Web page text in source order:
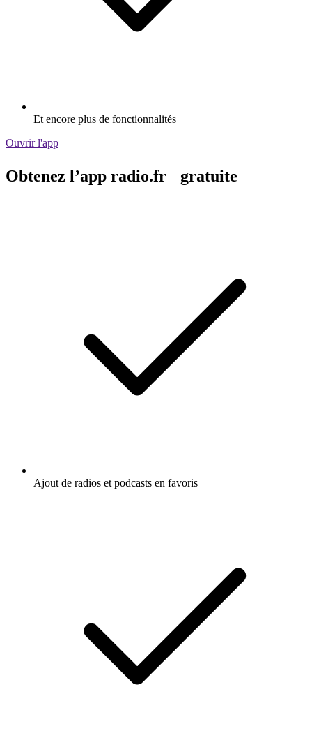
Et encore plus de fonctionnalités
Ouvrir l'app
Obtenez l’app radio.fr gratuite
Ajout de radios et podcasts en favoris